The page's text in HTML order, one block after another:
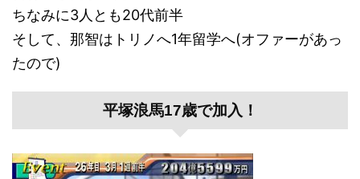
ちなみに3人とも20代前半
そして、那智はトリノへ1年留学へ(オファーがあっ
たので)
平塚浪馬17歳で加入！